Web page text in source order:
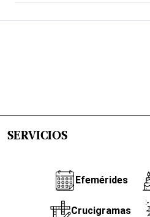
SERVICIOS
Efemérides
Crucigramas